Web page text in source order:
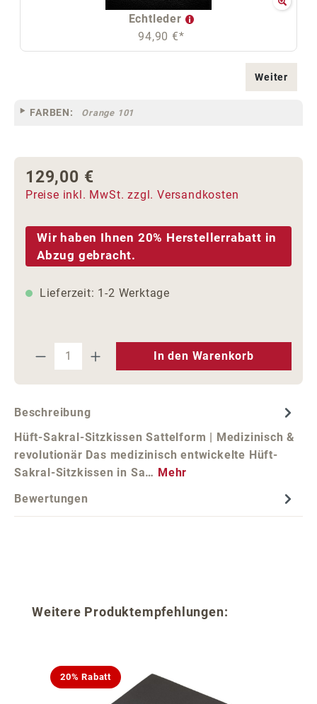
Echtleder
94,90 €*
Weiter
FARBEN: Orange 101
Regulärer Preis:
129,00 €
Preise inkl. MwSt. zzgl. Versandkosten
Wir haben Ihnen 20% Herstellerrabatt in
Abzug gebracht.
Lieferzeit: 1-2 Werktage
Produkt Anzahl: Gib den
In den Warenkorb
Beschreibung
Hüft-Sakral-Sitzkissen Sattelform | Medizinisch &
revolutionär Das medizinisch entwickelte Hüft-
Sakral-Sitzkissen in Sa… Mehr
Bewertungen
Produktgalerie überspringen
Weitere Produktempfehlungen:
20% Rabatt